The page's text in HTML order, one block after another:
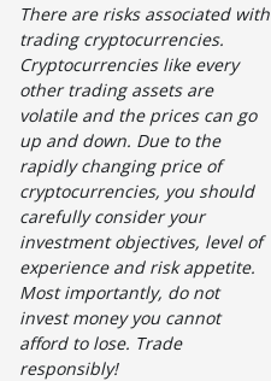
There are risks associated with
trading cryptocurrencies.
Cryptocurrencies like every
other trading assets are
volatile and the prices can go
up and down. Due to the
rapidly changing price of
cryptocurrencies, you should
carefully consider your
investment objectives, level of
experience and risk appetite.
Most importantly, do not
invest money you cannot
afford to lose. Trade
responsibly!